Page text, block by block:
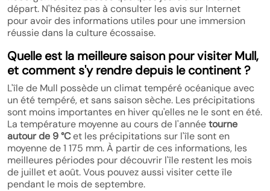
départ. N'hésitez pas à consulter les avis sur Internet
pour avoir des informations utiles pour une immersion
réussie dans la culture écossaise.
Quelle est la meilleure saison pour visiter Mull,
et comment s'y rendre depuis le continent ?
L'île de Mull possède un climat tempéré océanique avec
un été tempéré, et sans saison sèche. Les précipitations
sont moins importantes en hiver qu'elles ne le sont en été.
La température moyenne au cours de l'annéetourne
autour de 9 °Cet les précipitations sur l'île sont en
moyenne de 1 175 mm. À partir de ces informations, les
meilleures périodes pour découvrir l'île restent les mois
de juillet et août. Vous pouvez aussi visiter cette île
pendant le mois de septembre.